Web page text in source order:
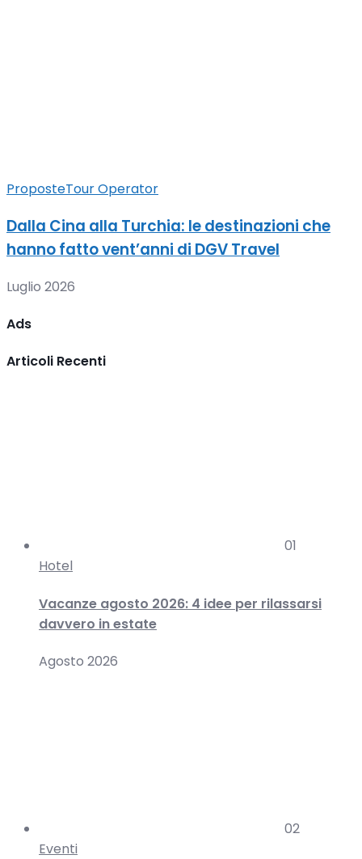
ProposteTour Operator
Dalla Cina alla Turchia: le destinazioni che
hanno fatto vent’anni di DGV Travel
Luglio 2026
Ads
Articoli Recenti
01
Hotel
Vacanze agosto 2026: 4 idee per rilassarsi
davvero in estate
Agosto 2026
02
Eventi